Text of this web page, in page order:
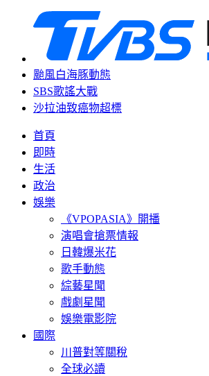
颱風白海豚動態
SBS歌謠大戰
沙拉油致癌物超標
首頁
即時
生活
政治
娛樂
《VPOPASIA》開播
演唱會搶票情報
日韓爆米花
歌手動態
綜藝星聞
戲劇星聞
娛樂電影院
國際
川普對等關稅
全球必讀